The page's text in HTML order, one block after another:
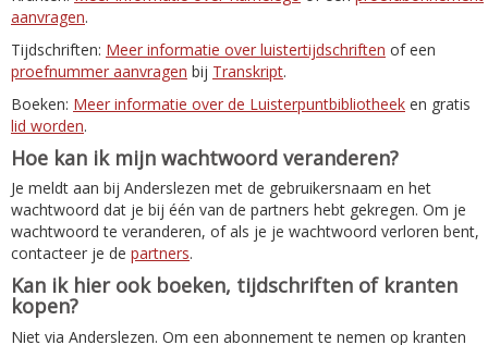
aanvragen.
Tijdschriften: Meer informatie over luistertijdschriften of een
proefnummer aanvragen bij Transkript.
Boeken: Meer informatie over de Luisterpuntbibliotheek en gratis
lid worden.
Hoe kan ik mijn wachtwoord veranderen?
Je meldt aan bij Anderslezen met de gebruikersnaam en het
wachtwoord dat je bij één van de partners hebt gekregen. Om je
wachtwoord te veranderen, of als je je wachtwoord verloren bent,
contacteer je de partners.
Kan ik hier ook boeken, tijdschriften of kranten
kopen?
Niet via Anderslezen. Om een abonnement te nemen op kranten